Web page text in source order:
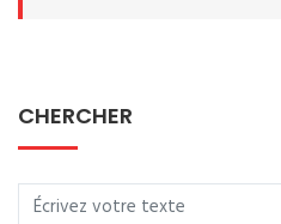
CHERCHER